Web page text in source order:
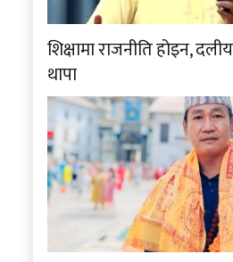
शिक्षामा राजनीति होइन,
थापा